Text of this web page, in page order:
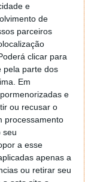
e
de
parceiros
clicar para
pela parte dos
Em
e
ou recusar o
processamento
seu
a esse
apenas a
ou retirar seu